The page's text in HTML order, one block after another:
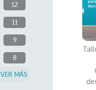
12
11
9
8
VER MÁS